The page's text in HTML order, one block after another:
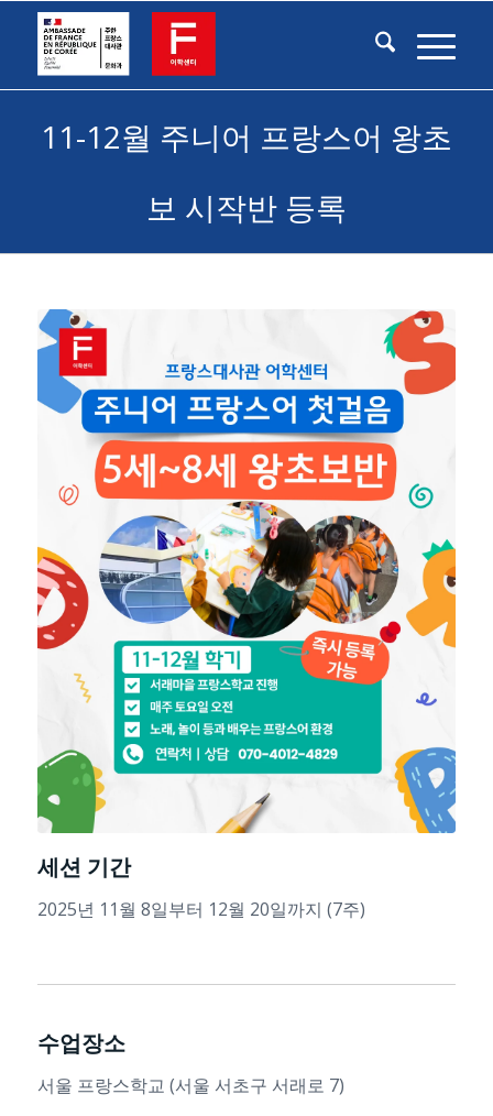
11-12월 주니어 프랑스어 왕초
보 시작반 등록
세션 기간
2025년 11월 8일부터 12월 20일까지 (7주)
수업장소
서울 프랑스학교 (서울 서초구 서래로 7)